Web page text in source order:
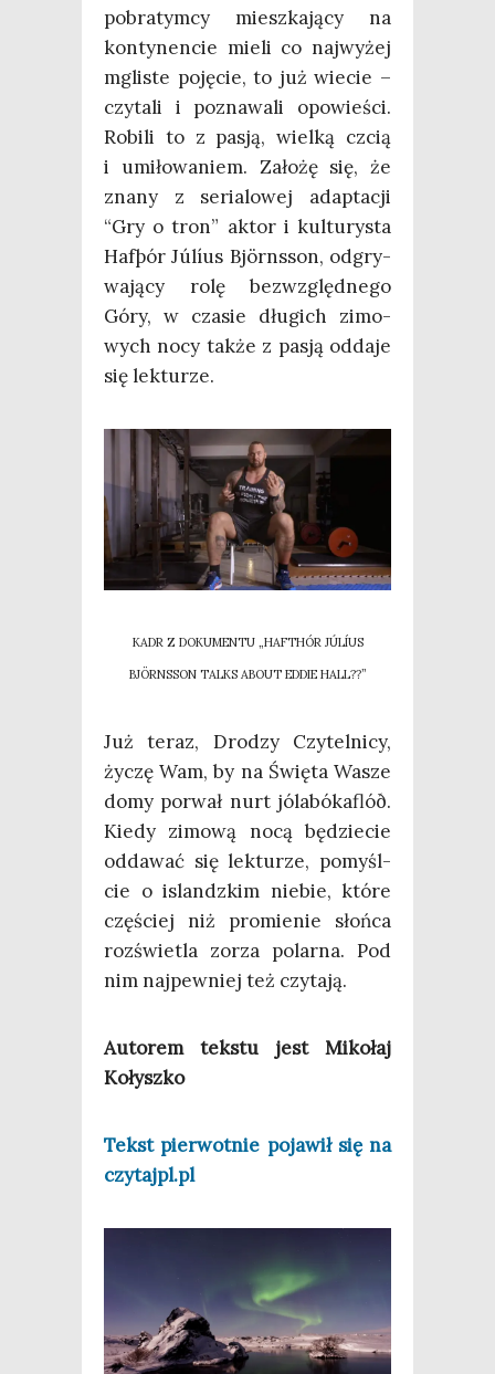
pobra­tym­cy miesz­ka­ją­cy na
kon­ty­nen­cie mie­li co naj­wy­żej
mgli­ste poję­cie, to już wie­cie –
czy­ta­li i pozna­wa­li opo­wie­ści.
Robi­li to z pasją, wiel­ką czcią
i umi­ło­wa­niem. Zało­żę się, że
zna­ny z seria­lo­wej adap­ta­cji
“Gry o tron” aktor i kul­tu­ry­sta
Hafþór Júlíus Björns­son, odgry­
wa­ją­cy rolę bez­względ­ne­go
Góry, w cza­sie dłu­gich zimo­
wych nocy tak­że z pasją odda­je
się lekturze.
KADR Z DOKUMENTU „HAFTHÓR JÚLÍUS
BJÖRNSSON TALKS ABOUT EDDIE HALL??”
Już teraz, Dro­dzy Czy­tel­ni­cy,
życzę Wam, by na Świę­ta Wasze
domy porwał nurt jóla­bó­ka­flóð.
Kie­dy zimo­wą nocą będzie­cie
odda­wać się lek­tu­rze, pomy­śl­
cie o islandz­kim nie­bie, któ­re
czę­ściej niż pro­mie­nie słoń­ca
roz­świe­tla zorza polar­na. Pod
nim naj­pew­niej też czytają.
Auto­rem tek­stu jest Miko­łaj
Kołyszko
Tekst pier­wot­nie poja­wił się na
czytajpl.pl